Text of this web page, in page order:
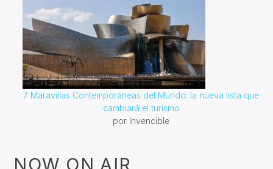
7 Maravillas Contemporáneas del Mundo: la nueva lista que
cambiará el turismo
por Invencible
NOW ON AIR